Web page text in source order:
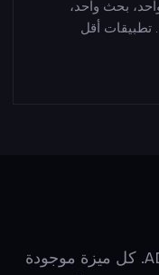
بحث واحد،
أقل
Siftable بناه شخص يعاني من ADHD. كل ميزة موجودة